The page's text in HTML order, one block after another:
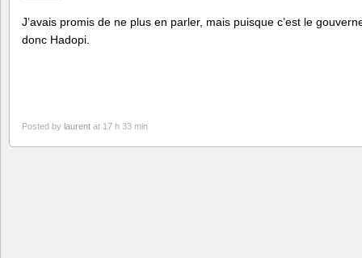
J’avais promis de ne plus en parler, mais puisque c’est le
donc Hadopi.
Posted by laurent at 17 h 33 min